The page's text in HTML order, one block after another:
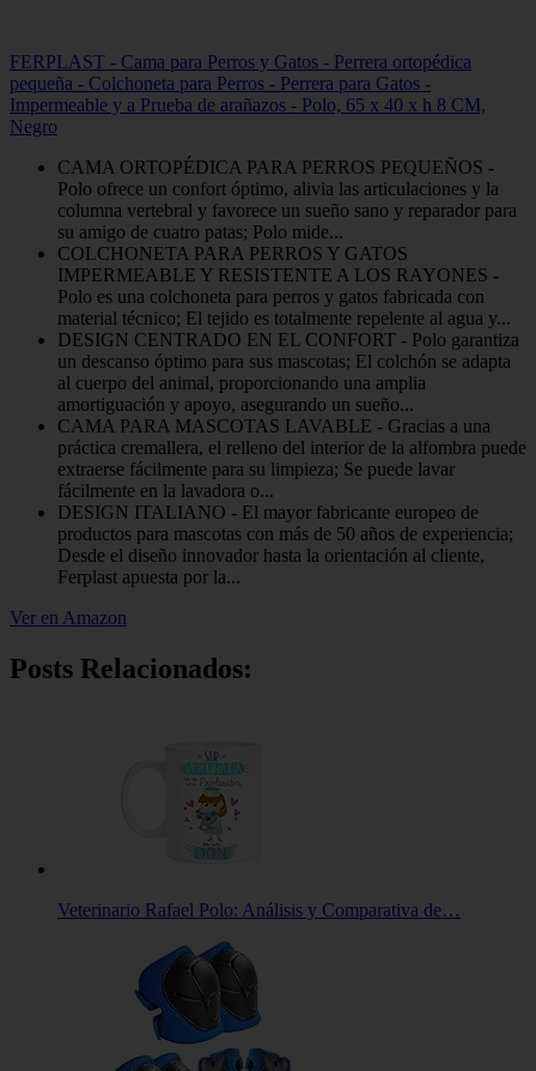
FERPLAST - Cama para Perros y Gatos - Perrera ortopédica
pequeña - Colchoneta para Perros - Perrera para Gatos -
Impermeable y a Prueba de arañazos - Polo, 65 x 40 x h 8 CM,
Negro
CAMA ORTOPÉDICA PARA PERROS PEQUEÑOS -
Polo ofrece un confort óptimo, alivia las articulaciones y la
columna vertebral y favorece un sueño sano y reparador para
su amigo de cuatro patas; Polo mide...
COLCHONETA PARA PERROS Y GATOS
IMPERMEABLE Y RESISTENTE A LOS RAYONES -
Polo es una colchoneta para perros y gatos fabricada con
material técnico; El tejido es totalmente repelente al agua y...
DESIGN CENTRADO EN EL CONFORT - Polo garantiza
un descanso óptimo para sus mascotas; El colchón se adapta
al cuerpo del animal, proporcionando una amplia
amortiguación y apoyo, asegurando un sueño...
CAMA PARA MASCOTAS LAVABLE - Gracias a una
práctica cremallera, el relleno del interior de la alfombra puede
extraerse fácilmente para su limpieza; Se puede lavar
fácilmente en la lavadora o...
DESIGN ITALIANO - El mayor fabricante europeo de
productos para mascotas con más de 50 años de experiencia;
Desde el diseño innovador hasta la orientación al cliente,
Ferplast apuesta por la...
Ver en Amazon
Posts Relacionados:
Veterinario Rafael Polo: Análisis y Comparativa de…